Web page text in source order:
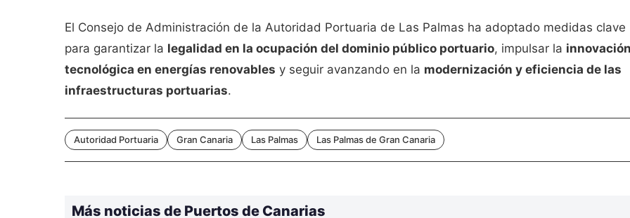
El Consejo de Administración de la Autoridad Portuaria de Las Palmas ha adoptado medidas clave
para garantizar la legalidad en la ocupación del dominio público portuario, impulsar la
tecnológica en energías renovables y seguir avanzando en la modernización y eficiencia de las
infraestructuras portuarias.
Autoridad Portuaria Gran Canaria Las Palmas Las Palmas de Gran Canaria
Más noticias de Puertos de Canarias